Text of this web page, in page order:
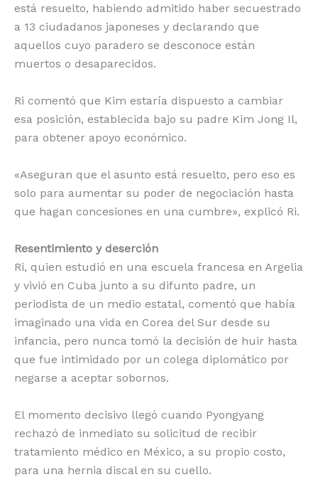
está resuelto, habiendo admitido haber secuestrado
a 13 ciudadanos japoneses y declarando que
aquellos cuyo paradero se desconoce están
muertos o desaparecidos.
Ri comentó que Kim estaría dispuesto a cambiar
esa posición, establecida bajo su padre Kim Jong Il,
para obtener apoyo económico.
«Aseguran que el asunto está resuelto, pero eso es
solo para aumentar su poder de negociación hasta
que hagan concesiones en una cumbre», explicó Ri.
Resentimiento y deserción
Ri, quien estudió en una escuela francesa en Argelia
y vivió en Cuba junto a su difunto padre, un
periodista de un medio estatal, comentó que había
imaginado una vida en Corea del Sur desde su
infancia, pero nunca tomó la decisión de huir hasta
que fue intimidado por un colega diplomático por
negarse a aceptar sobornos.
El momento decisivo llegó cuando Pyongyang
rechazó de inmediato su solicitud de recibir
tratamiento médico en México, a su propio costo,
para una hernia discal en su cuello.